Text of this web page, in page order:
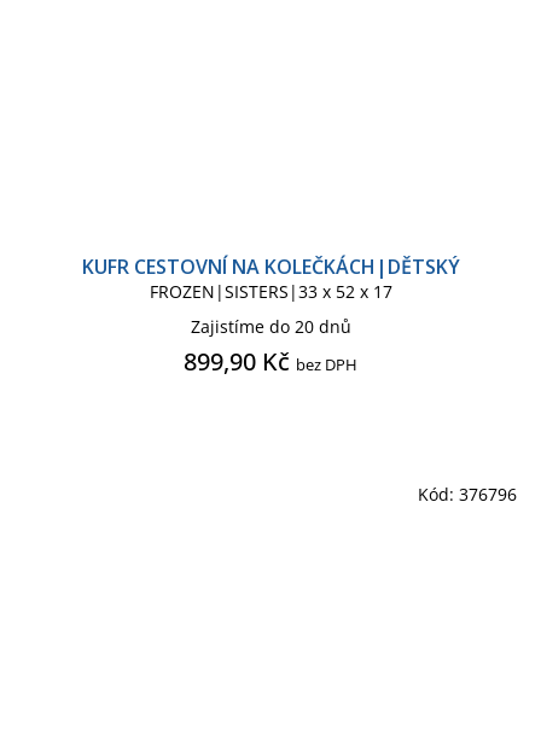
KUFR CESTOVNÍ NA KOLEČKÁCH|DĚTSKÝ
FROZEN|SISTERS|33 x 52 x 17
Zajistíme do 20 dnů
899,90 Kč bez DPH
Kód: 376796